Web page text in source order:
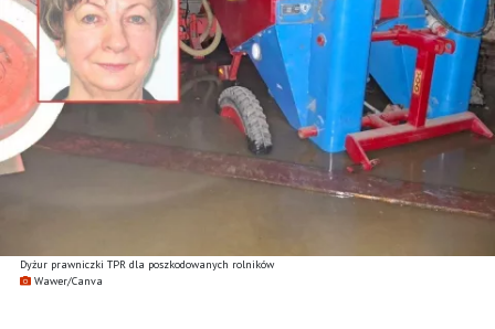
Dyżur prawniczki TPR dla poszkodowanych rolników
Wawer/Canva